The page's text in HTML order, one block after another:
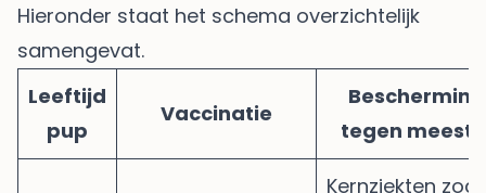
Hieronder staat het schema overzichtelijk
samengevat.
Leeftijd
pup
Vaccinatie
Bescherming
tegen
Kernziekten